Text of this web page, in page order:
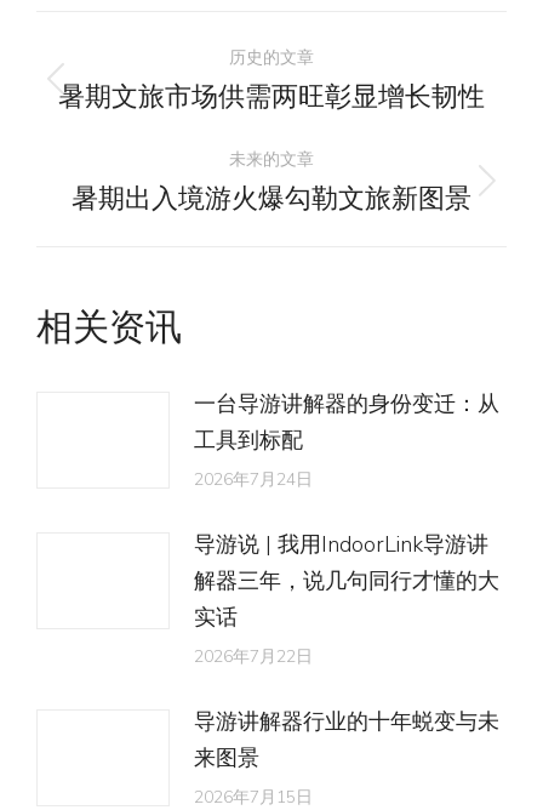
文
章
导
航
历史的文章
历
的
文
暑期文旅市场供需两旺彰显增长韧性
未来的文章
未
暑期出入境游火爆勾勒文旅新图景
相关资讯
一台导游讲解器的身份变迁：从
工具到标配
2026年7月24日
导游说 | 我用IndoorLink导游讲
解器三年，说几句同行才懂的大
实话
2026年7月22日
导游讲解器行业的十年蜕变与未
来图景
2026年7月15日